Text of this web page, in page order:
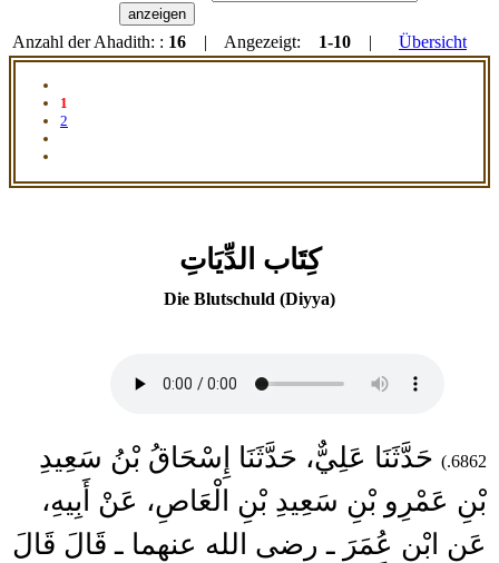
Anzahl der Ahadith: : 16 | Angezeigt: 1-10 | Übersicht
1
2
كِتَاب الدِّيَاتِ
Die Blutschuld (Diyya)
6862.)
حَدَّثَنَا عَلِيٌّ، حَدَّثَنَا إِسْحَاقُ بْنُ سَعِيدِ
بْنِ عَمْرِو بْنِ سَعِيدِ بْنِ الْعَاصِ، عَنْ أَبِيهِ،
عَنِ ابْنِ عُمَرَ ـ رضى الله عنهما ـ قَالَ قَالَ